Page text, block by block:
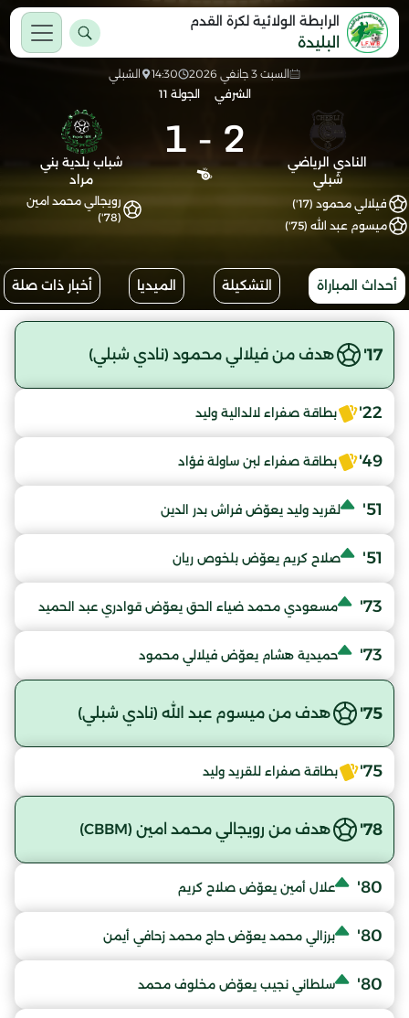
الرابطة الولائية لكرة القدم
البليدة
السبت 3 جانفي 2026 14:30
الشبلي
الشرفي
الجولة 11
النادي الرياضي
شبلي
2
-
1
شباب بلدية بني
مراد
فيلالي محمود (17')
ميسوم عبد الله (75')
رويجالي محمد امين
(78')
أحداث المباراة التشكيلة الميديا أخبار ذات صلة
17' هدف من فيلالي محمود (نادي شبلي)
22' بطاقة صفراء لالدالية وليد
49' بطاقة صفراء لبن ساولة فؤاد
51' لقريد وليد يعوّض فراش بدر الدين
51' صلاح كريم يعوّض بلخوص ريان
73' مسعودي محمد ضياء الحق يعوّض قوادري عبد الحميد
73' حميدية هشام يعوّض فيلالي محمود
75' هدف من ميسوم عبد الله (نادي شبلي)
75' بطاقة صفراء للقريد وليد
78' هدف من رويجالي محمد امين (CBBM)
80' علال أمين يعوّض صلاح كريم
80' برزالي محمد يعوّض حاج محمد زحافي أيمن
80' سلطاني نجيب يعوّض مخلوف محمد